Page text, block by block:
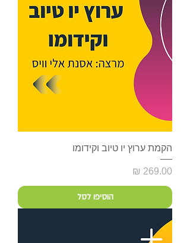
הקמת ערוץ יו טיוב וקידומו
מחיר
הוסיפו לסל